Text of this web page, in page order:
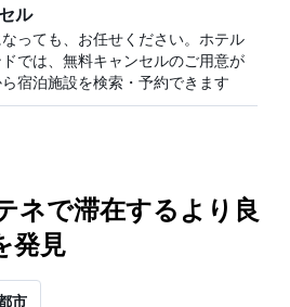
ル
っても、お任せください。ホテル
では、無料キャンセルのご用意が
宿泊施設を検索・予約できます
ネで滞在するより良
発見
市